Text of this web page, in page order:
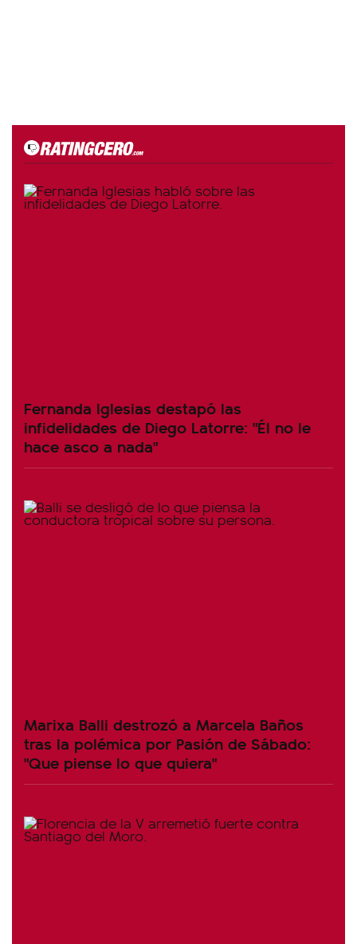
Fernanda Iglesias destapó las
infidelidades de Diego Latorre: "Él no le
hace asco a nada"
Marixa Balli destrozó a Marcela Baños
tras la polémica por Pasión de Sábado:
"Que piense lo que quiera"